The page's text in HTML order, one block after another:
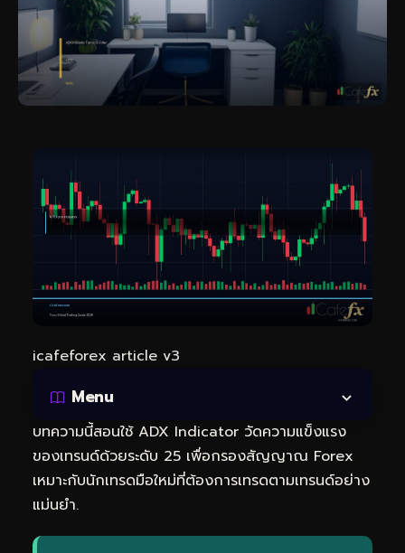
icafeforex article v3
Menu
บทความนี้สอนใช้ ADX Indicator วัดความแข็งแรง
ของเทรนด์ด้วยระดับ 25 เพื่อกรองสัญญาณ Forex
เหมาะกับนักเทรดมือใหม่ที่ต้องการเทรดตามเทรนด์อย่าง
แม่นยำ.